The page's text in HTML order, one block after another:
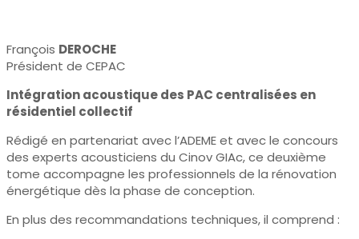
François DEROCHE
Président de CEPAC
Intégration acoustique des PAC centralisées en
résidentiel collectif
Rédigé en partenariat avec l’ADEME et avec le concours
des experts acousticiens du Cinov GIAc, ce deuxième
tome accompagne les professionnels de la rénovation
énergétique dès la phase de conception.
En plus des recommandations techniques, il comprend :